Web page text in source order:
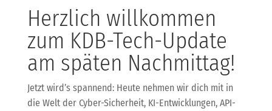
Herzlich willkommen
zum KDB-Tech-Update
am späten Nachmittag!
Jetzt wird’s spannend: Heute nehmen wir dich mit in
die Welt der Cyber-Sicherheit, KI-Entwicklungen, API-